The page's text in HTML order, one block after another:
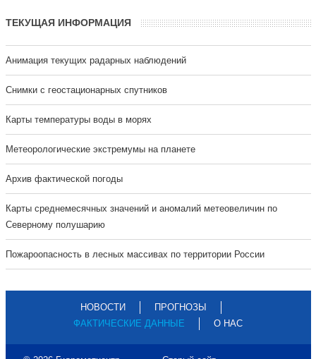
ТЕКУЩАЯ ИНФОРМАЦИЯ
Анимация текущих радарных наблюдений
Cнимки с геостационарных спутников
Карты температуры воды в морях
Метеорологические экстремумы на планете
Архив фактической погоды
Карты среднемесячных значений и аномалий метеовеличин по
Северному полушарию
Пожароопасность в лесных массивах по территории России
НОВОСТИ
ПРОГНОЗЫ
ФАКТИЧЕСКИЕ ДАННЫЕ
О НАС